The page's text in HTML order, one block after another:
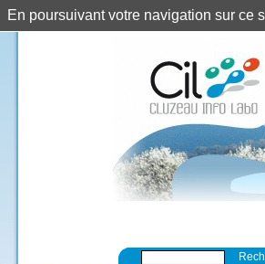
En poursuivant votre navigation sur